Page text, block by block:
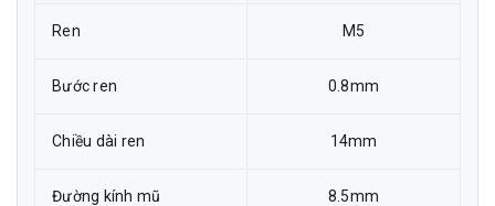
Ren M5
Bước ren 0.8mm
Chiều dài ren 14mm
Đường kính mũ 8.5mm